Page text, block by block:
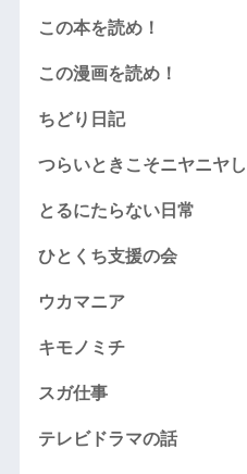
この本を読め！
この漫画を読め！
ちどり日記
つらいときこそニヤニヤ
とるにたらない日常
ひとくち支援の会
ウカマニア
キモノミチ
スガ仕事
テレビドラマの話